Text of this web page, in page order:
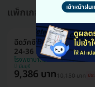
แพ็กเกจอื่นใน ฉีดวัคซีน
ฉีดวัคซีนป้องกันเชื้อไวรัส
24-36 สัปดาห์)
โรงพยาบาลนวมินทร์ 9
มีนบุรี
9,386 บาท10,150 บาท ปร